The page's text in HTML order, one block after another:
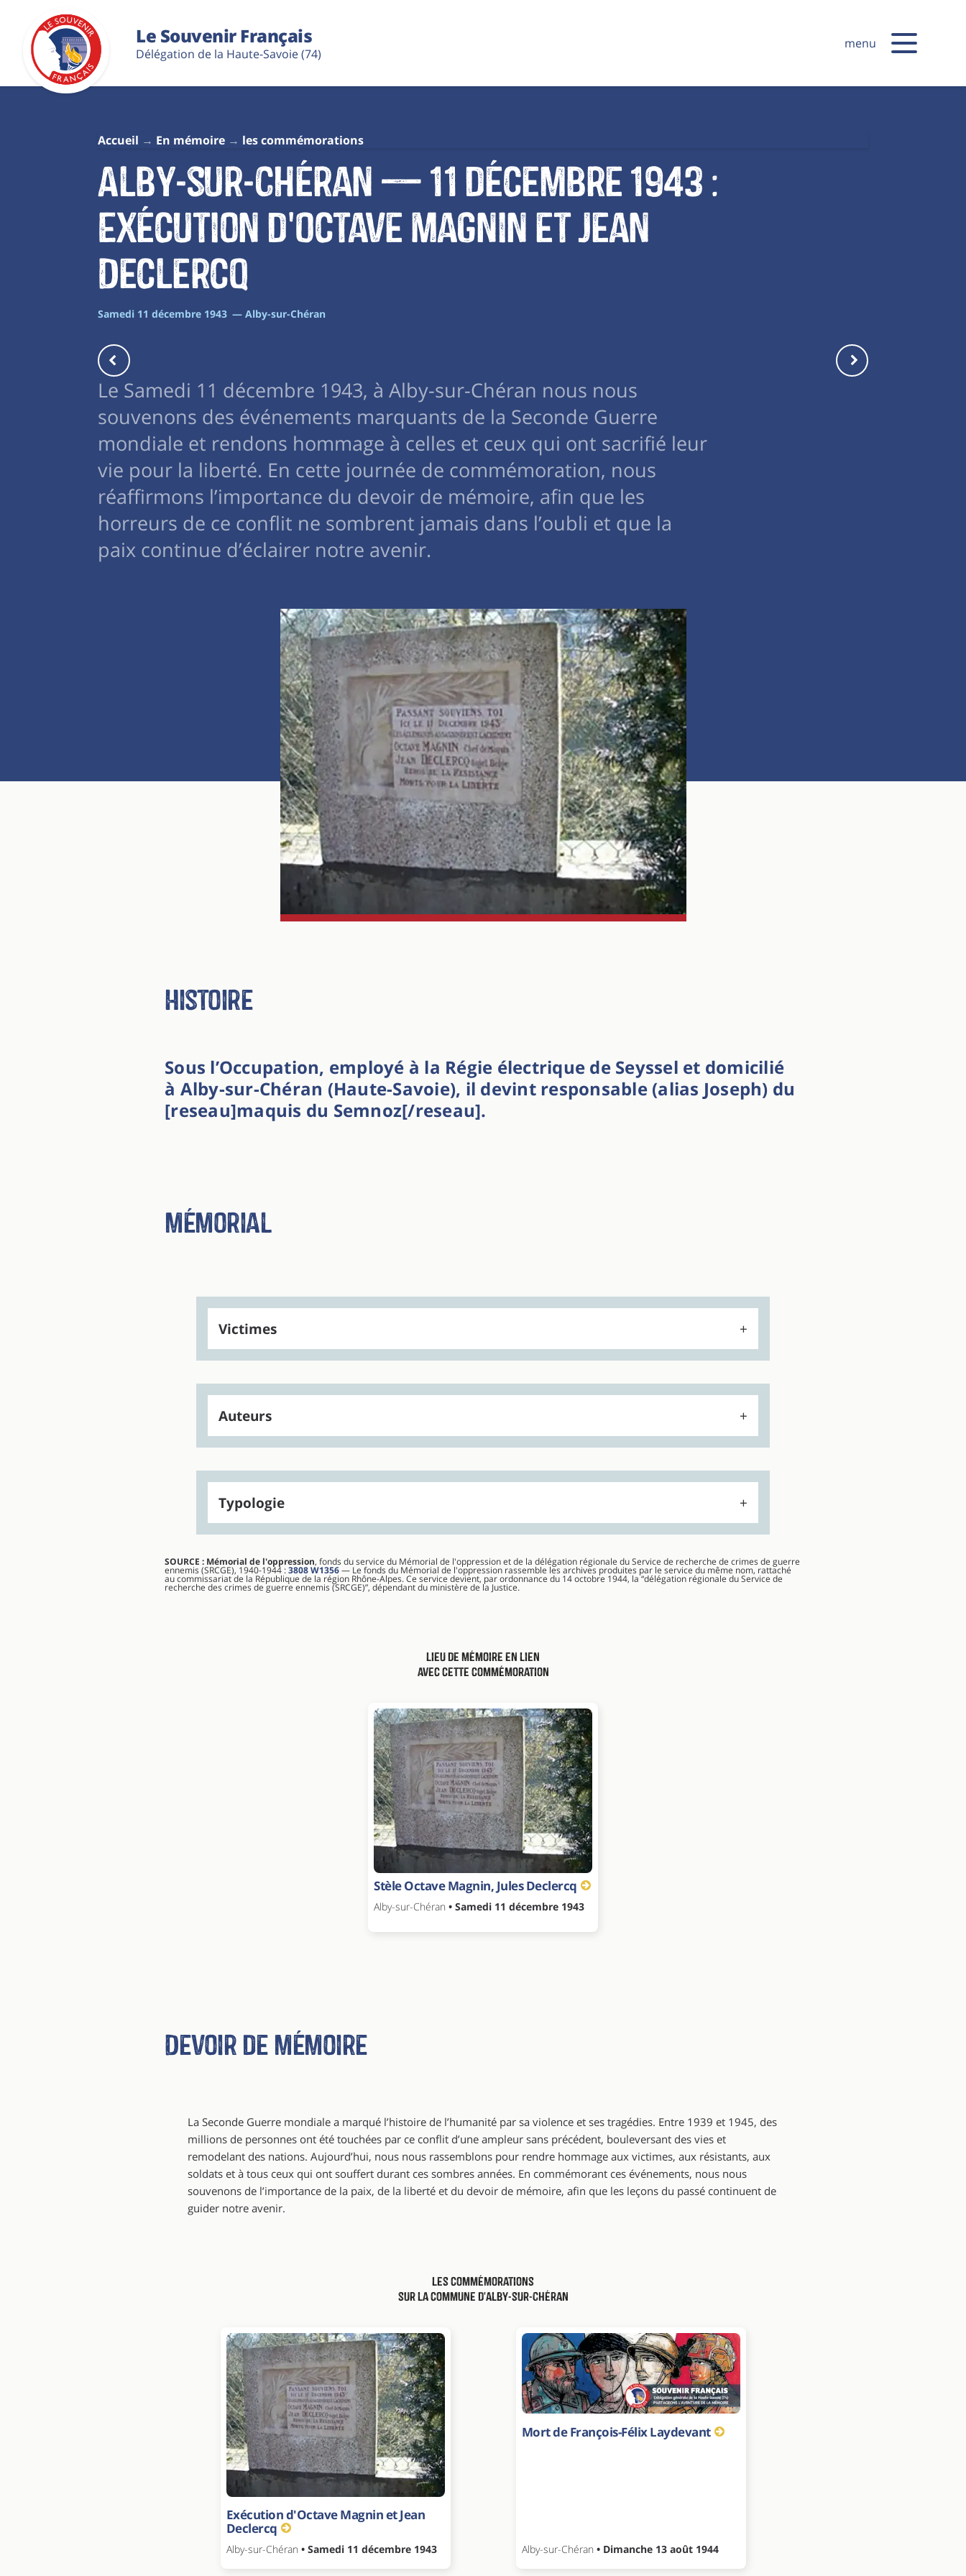
Le Souvenir Français
Délégation de la Haute-Savoie (74)
menu
Accueil En mémoire les commémorations
Alby-sur-Chéran — 11 décembre 1943 :
Exécution d'Octave Magnin et Jean
Declercq
Samedi 11 décembre 1943 — Alby-sur-Chéran
Le Samedi 11 décembre 1943, à Alby-sur-Chéran nous nous
souvenons des événements marquants de la Seconde Guerre
mondiale et rendons hommage à celles et ceux qui ont sacrifié leur
vie pour la liberté. En cette journée de commémoration, nous
réaffirmons l’importance du devoir de mémoire, afin que les
horreurs de ce conflit ne sombrent jamais dans l’oubli et que la
paix continue d’éclairer notre avenir.
Histoire
Sous l’Occupation, employé à la Régie électrique de Seyssel et domicilié
à Alby-sur-Chéran (Haute-Savoie), il devint responsable (alias Joseph) du
[reseau]maquis du Semnoz[/reseau].
mémorial
Victimes
Auteurs
Typologie
SOURCE : Mémorial de l'oppression, fonds du service du Mémorial de l'oppression et de la délégation régionale du Service de recherche de crimes de guerre
ennemis (SRCGE), 1940-1944 :3808 W1356— Le fonds du Mémorial de l'oppression rassemble les archives produites par le service du même nom, rattaché
au commissariat de la République de la région Rhône-Alpes. Ce service devient, par ordonnance du 14 octobre 1944, la “délégation régionale du Service de
recherche des crimes de guerre ennemis (SRCGE)”, dépendant du ministère de la Justice.
Lieu de mémoire en lien
avec cette commémoration
Stèle Octave Magnin, Jules Declercq
Alby-sur-Chéran • Samedi 11 décembre 1943
Devoir de mémoire
La Seconde Guerre mondiale a marqué l’histoire de l’humanité par sa violence et ses tragédies. Entre 1939 et 1945, des
millions de personnes ont été touchées par ce conflit d’une ampleur sans précédent, bouleversant des vies et
remodelant des nations. Aujourd’hui, nous nous rassemblons pour rendre hommage aux victimes, aux résistants, aux
soldats et à tous ceux qui ont souffert durant ces sombres années. En commémorant ces événements, nous nous
souvenons de l’importance de la paix, de la liberté et du devoir de mémoire, afin que les leçons du passé continuent de
guider notre avenir.
Les commémorations
sur la commune d'Alby-sur-Chéran
Exécution d'Octave Magnin et Jean
Declercq
Alby-sur-Chéran • Samedi 11 décembre 1943
Mort de François-Félix Laydevant
Alby-sur-Chéran • Dimanche 13 août 1944